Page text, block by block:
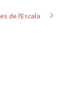
de l’Escala